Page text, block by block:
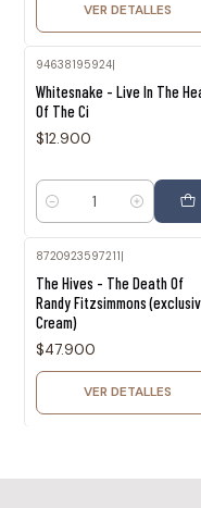
VER DETALLES
94638195924|
Whitesnake - Live In The
Of The Ci
$12.900
Cantidad
8720923597211|
The Hives - The Death Of
Randy Fitzsimmons
Cream)
$47.900
VER DETALLES